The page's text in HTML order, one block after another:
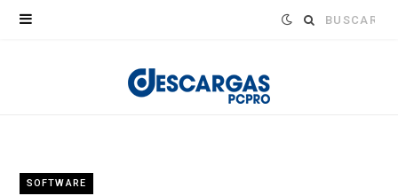
Buscar:
SOFTWARE